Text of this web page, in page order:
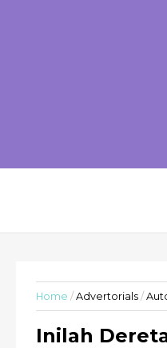
Home / Advertorials /
Inilah